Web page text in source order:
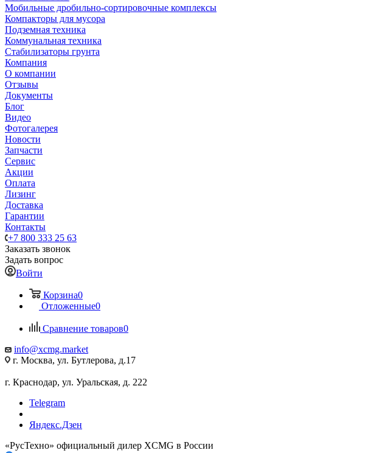
Мобильные дробильно-сортировочные комплексы
Компакторы для мусора
Подземная техника
Коммунальная техника
Стабилизаторы грунта
Компания
О компании
Отзывы
Документы
Блог
Видео
Фотогалерея
Новости
Запчасти
Сервис
Акции
Оплата
Лизинг
Доставка
Гарантии
Контакты
+7 800 333 25 63
Заказать звонок
Задать вопрос
Войти
Корзина0
Отложенные0
Сравнение товаров0
info@xcmg.market
г. Москва, ул. Бутлерова, д.17
г. Краснодар, ул. Уральская, д. 222
Telegram
Яндекс.Дзен
«РусТехно» официальный дилер XCMG в России